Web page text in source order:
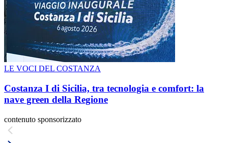
LE VOCI DEL COSTANZA
Costanza I di Sicilia, tra tecnologia e comfort: la
nave green della Regione
contenuto sponsorizzato